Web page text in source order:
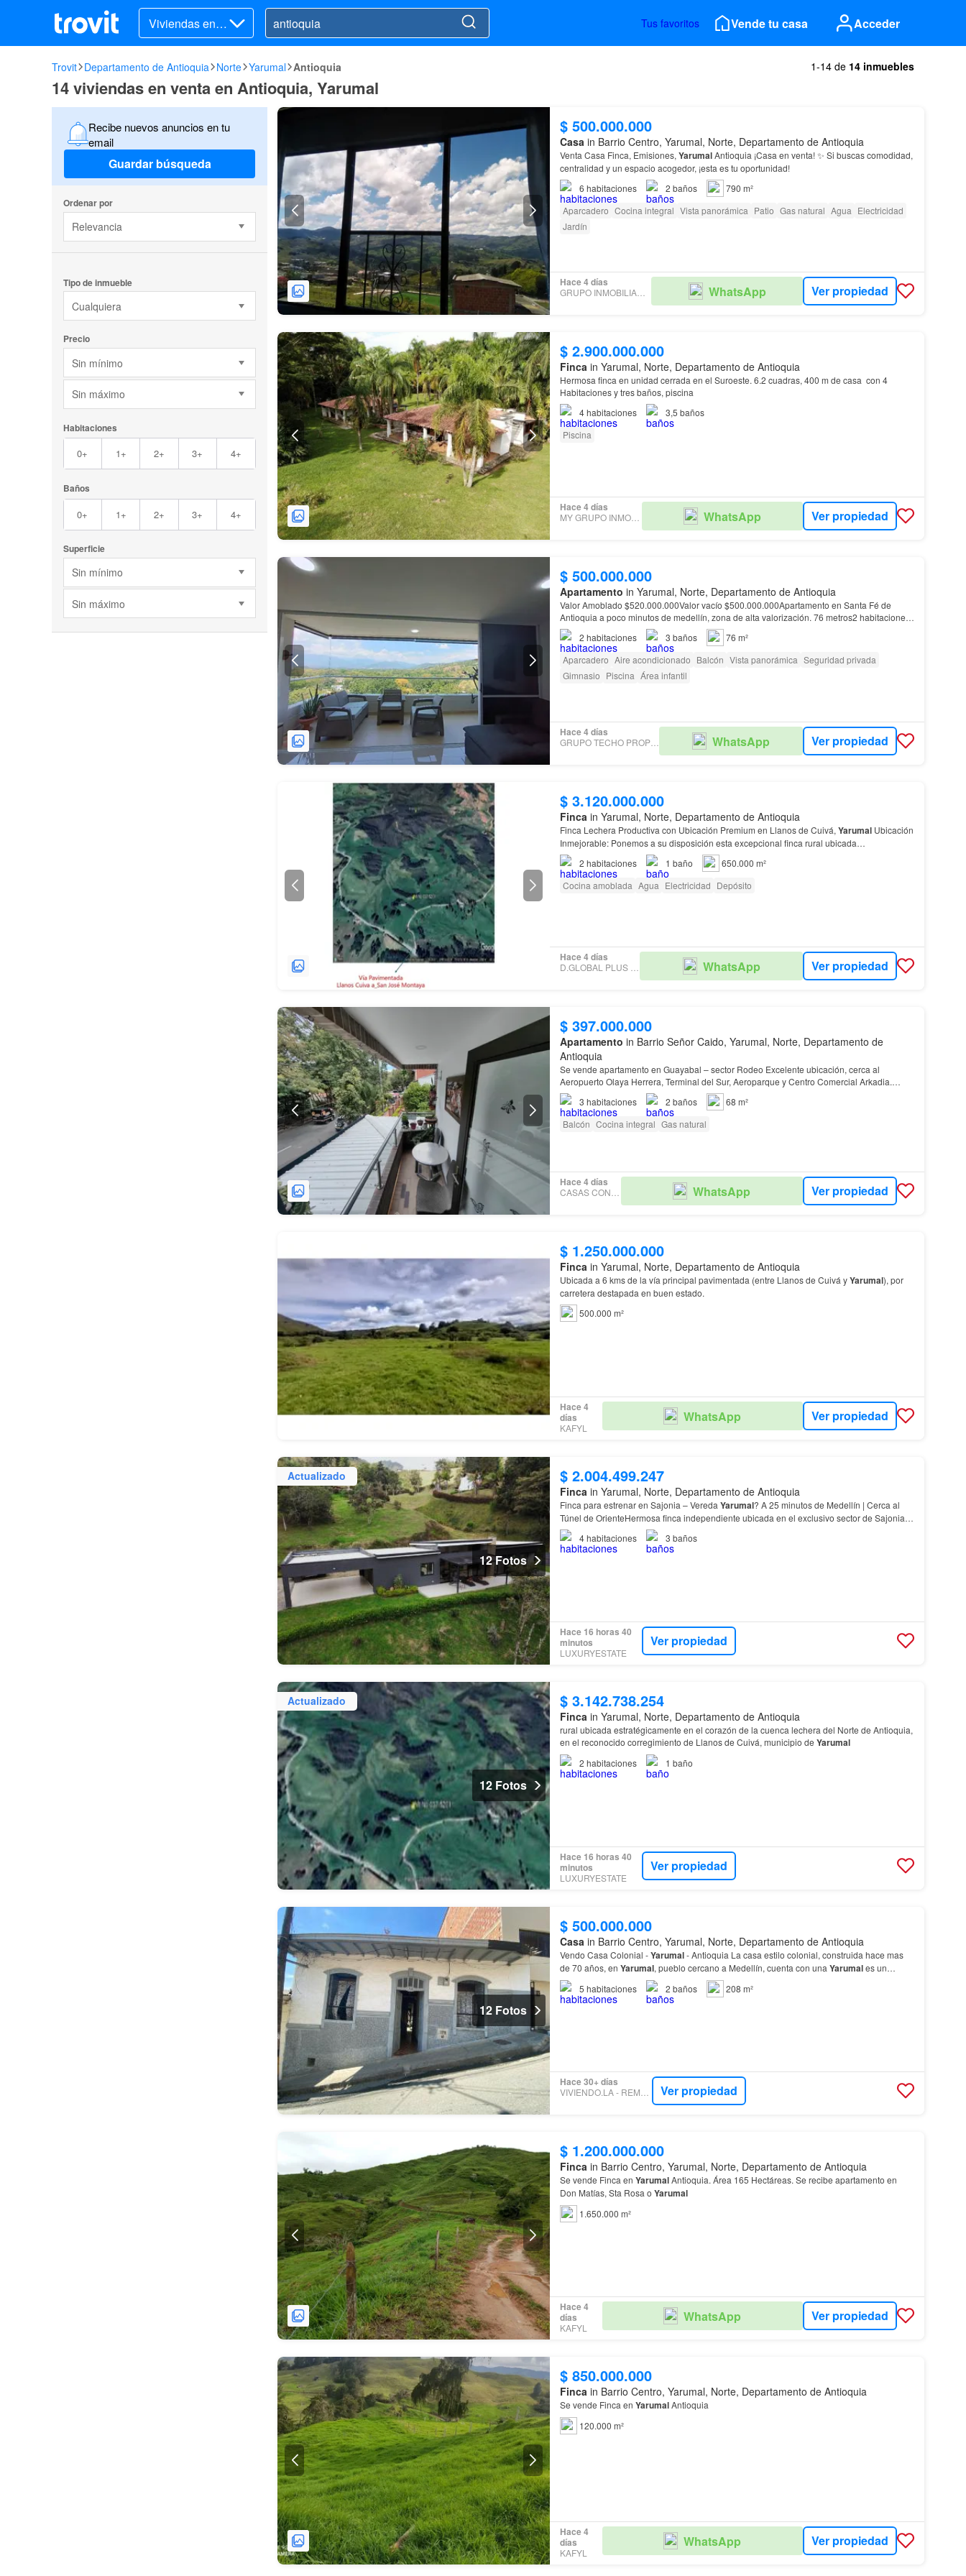
Viviendas en v
enta
Tus favoritos Vende tu casa Acceder
Trovit Departamento de Antioquia Norte Yarumal Antioquia 1-14 de 14 inmuebles
14 viviendas en venta en Antioquia, Yarumal
Recibe nuevos anuncios en tu
email
Guardar búsqueda
Ordenar por
Relevancia
Tipo de inmueble
Cualquiera
Precio
Sin mínimo
Sin máximo
Habitaciones
0+ 1+ 2+ 3+ 4+
Baños
0+ 1+ 2+ 3+ 4+
Superficie
Sin mínimo
Sin máximo
$ 500.000.000
Casain Barrio Centro, Yarumal, Norte, Departamento de Antioquia
Venta Casa Finca, Emisiones, YarumalAntioquia ¡Casa en venta! ✨ Si buscas comodidad,
centralidad y un espacio acogedor, ¡esta es tu oportunidad!
6 habitaciones 2 baños
790 m²
Aparcadero Cocina integral Vista panorámica Patio Gas natural Agua Electricidad
Jardín
Hace 4 días
GRUPO INMOBILIARIO SALEM WhatsApp Ver propiedad
$ 2.900.000.000
Finca in Yarumal, Norte, Departamento de Antioquia
Hermosa finca en unidad cerrada en el Suroeste. 6.2 cuadras, 400 m de casa con 4
Habitaciones y tres baños, piscina
4habitaciones 3,5 baños
Piscina
Hace 4 días
MY GRUPO INMOBILIARIO WhatsApp Ver propiedad
$ 500.000.000
Apartamento in Yarumal, Norte, Departamento de Antioquia
Valor Amoblado $520.000.000Valor vacío $500.000.000Apartamento en Santa Fé de
Antioquia a poco minutos de medellín, zona de alta valorización. 76 metros2 habitaciones
con aire acondicionado, baño y vestierBaño socialCocina ab…
2 habitaciones 3 baños
76 m²
Aparcadero Aire acondicionado Balcón Vista panorámica Seguridad privada
Gimnasio Piscina Área infantil
Hace 4 días
GRUPO TECHO PROPIEDAD RAIZ WhatsApp Ver propiedad
$ 3.120.000.000
Finca in Yarumal, Norte, Departamento de Antioquia
Finca Lechera Productiva con Ubicación Premium en Llanos de Cuivá, YarumalUbicación
Inmejorable: Ponemos a su disposición esta excepcional finca rural ubicada
estratégicamente en el corazón de la cuenca lechera del Norte de…
2 habitaciones 1 baño
650.000 m²
Cocina amoblada Agua Electricidad Depósito
Hace 4 días
D.GLOBAL PLUS REALTY WhatsApp Ver propiedad
$ 397.000.000
Apartamento in Barrio Señor Caido, Yarumal, Norte, Departamento de
Antioquia
Se vende apartamento en Guayabal – sector Rodeo Excelente ubicación, cerca al
Aeropuerto Olaya Herrera, Terminal del Sur, Aeroparque y Centro Comercial Arkadia.
Características del inmueble: Área: 68 m² 3 habitaciones con c…
3 habitaciones 2 baños
68 m²
Balcón Cocina integral Gas natural
Hace 4 días
CASAS CONFORT WhatsApp Ver propiedad
$ 1.250.000.000
Finca in Yarumal, Norte, Departamento de Antioquia
Ubicada a 6 kms de la vía principal pavimentada (entre Llanos de Cuivá yYarumal), por
carretera destapada en buen estado.
500.000 m²
Hace 4
días
KAFYL
WhatsApp Ver propiedad
Actualizado
12 Fotos
$ 2.004.499.247
Finca in Yarumal, Norte, Departamento de Antioquia
Finca para estrenar en Sajonia – Vereda Yarumal? A 25 minutos de Medellín | Cerca al
Túnel de OrienteHermosa finca independiente ubicada en el exclusivo sector de Sajonia,
vereda
, muy cerca del…
4habitaciones 3 baños
Hace 16 horas 40
minutos
LUXURYESTATE
Ver propiedad
Actualizado
12 Fotos
$ 3.142.738.254
Finca in Yarumal, Norte, Departamento de Antioquia
rural ubicada estratégicamente en el corazón de la cuenca lechera del Norte de Antioquia,
en el reconocido corregimiento de Llanos de Cuivá, municipio de Yarumal
2 habitaciones 1 baño
Hace 16 horas 40
minutos
LUXURYESTATE
Ver propiedad
12 Fotos
$ 500.000.000
Casa in Barrio Centro, Yarumal, Norte, Departamento de Antioquia
Vendo Casa Colonial -Yarumal- Antioquia La casa estilo colonial, construida hace mas
de 70 años, en Yarumal, pueblo cercano a Medellín, cuenta con una Yarumales un
municipio al norte de Medellín, en sector montañoso, ubica…
5 habitaciones 2 baños 208 m²
Hace 30+ días
Ver propiedad
$ 1.200.000.000
Finca in Barrio Centro, Yarumal, Norte, Departamento de Antioquia
Se vende Finca en YarumalAntioquia. Área 165 Hectáreas. Se recibe apartamento en
Don Matías, Sta Rosa o Yarumal
1.650.000 m²
Hace 4
días
KAFYL
WhatsApp Ver propiedad
$ 850.000.000
Finca in Barrio Centro, Yarumal, Norte, Departamento de Antioquia
Se vende Finca en YarumalAntioquia
120.000 m²
Hace 4
días
KAFYL
WhatsApp Ver propiedad